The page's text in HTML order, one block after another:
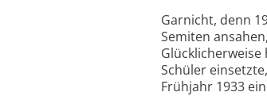
Garnicht, denn
Semiten
Schüler
Frühjahr 1933